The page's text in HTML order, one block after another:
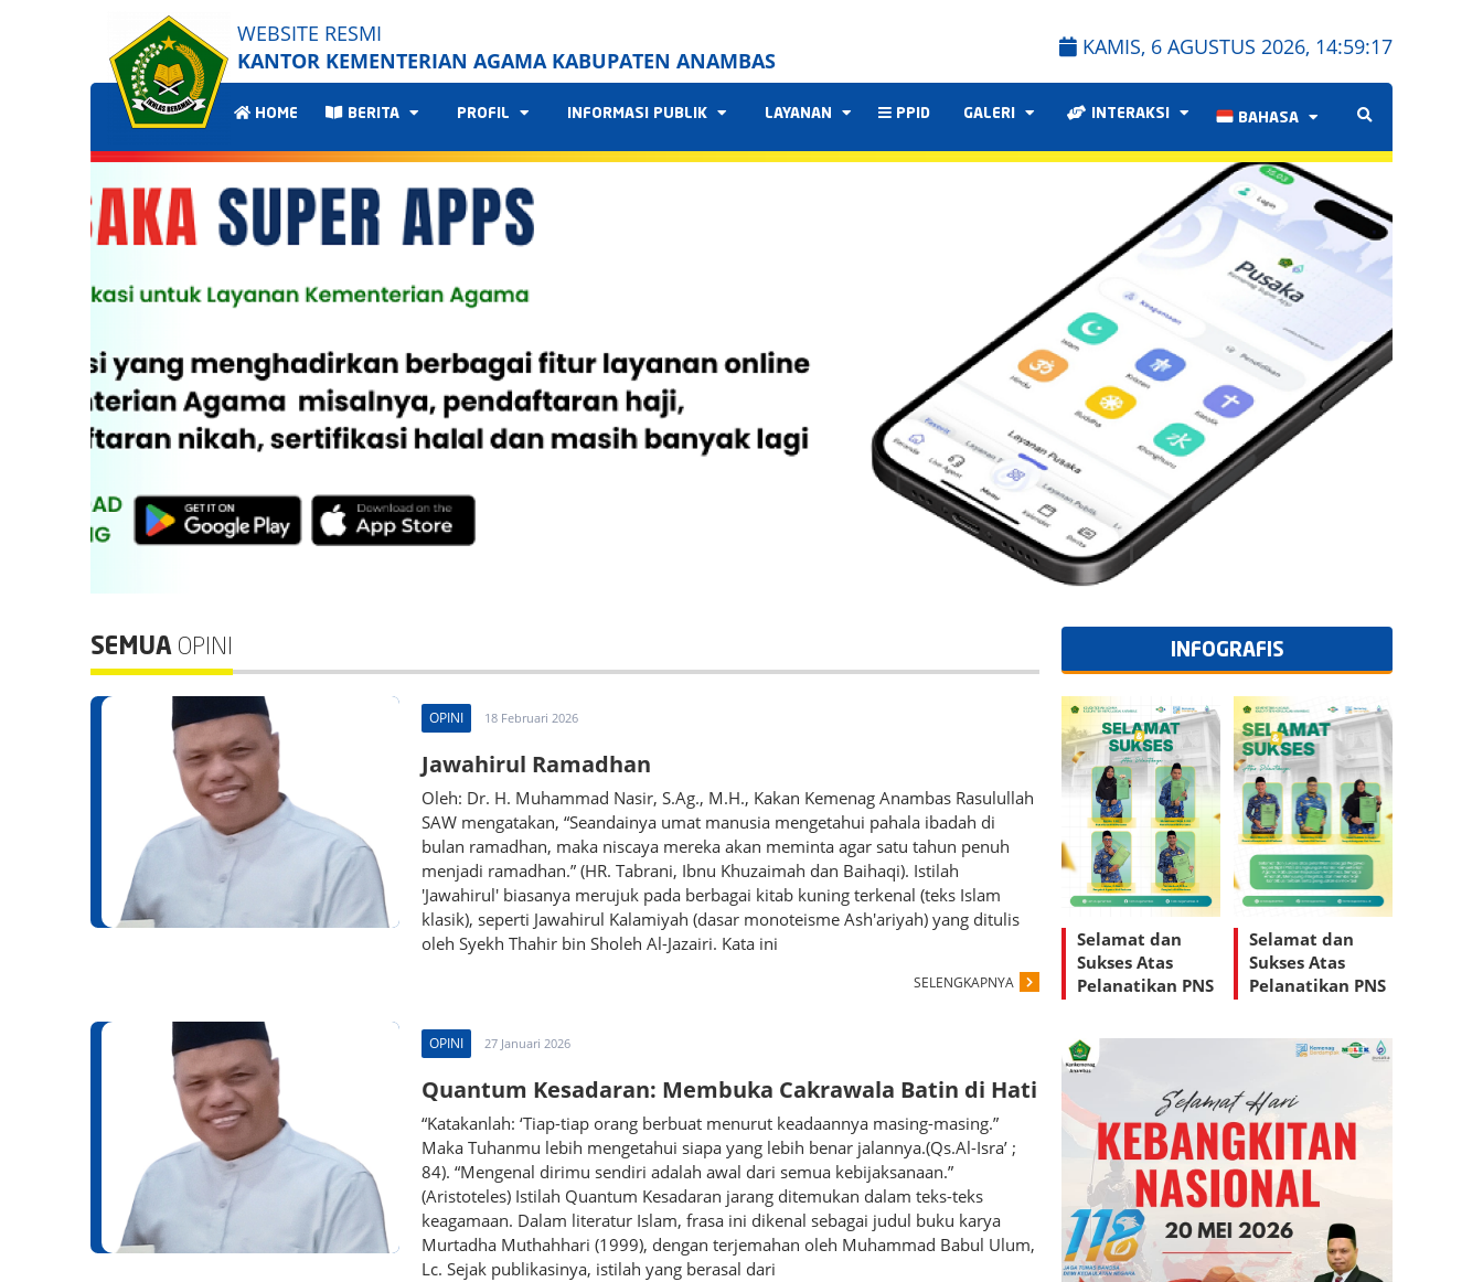
WEBSITE RESMI
KANTOR KEMENTERIAN AGAMA KABUPATEN ANAMBAS
KAMIS, 6 AGUSTUS 2026, 14:59:17
HOME BERITA PROFIL INFORMASI PUBLIK LAYANAN PPID GALERI INTERAKSI BAHASA
SEMUA OPINI
OPINI 18 Februari 2026
Jawahirul Ramadhan
Oleh: Dr. H. Muhammad Nasir, S.Ag., M.H., Kakan Kemenag Anambas Rasulullah
SAW mengatakan, “Seandainya umat manusia mengetahui pahala ibadah di
bulan ramadhan, maka niscaya mereka akan meminta agar satu tahun penuh
menjadi ramadhan.” (HR. Tabrani, Ibnu Khuzaimah dan Baihaqi). Istilah
'Jawahirul' biasanya merujuk pada berbagai kitab kuning terkenal (teks Islam
klasik), seperti Jawahirul Kalamiyah (dasar monoteisme Ash'ariyah) yang ditulis
oleh Syekh Thahir bin Sholeh Al-Jazairi. Kata ini
SELENGKAPNYA
OPINI 27 Januari 2026
Quantum Kesadaran: Membuka Cakrawala Batin di Hati
“Katakanlah: ‘Tiap-tiap orang berbuat menurut keadaannya masing-masing.”
Maka Tuhanmu lebih mengetahui siapa yang lebih benar jalannya.(Qs.Al-Isra’ ;
84). “Mengenal dirimu sendiri adalah awal dari semua kebijaksanaan.”
(Aristoteles) Istilah Quantum Kesadaran jarang ditemukan dalam teks-teks
keagamaan. Dalam literatur Islam, frasa ini dikenal sebagai judul buku karya
Murtadha Muthahhari (1999), dengan terjemahan oleh Muhammad Babul Ulum,
Lc. Sejak publikasinya, istilah yang berasal dari
INFOGRAFIS
Selamat dan
Sukses Atas
Pelanatikan PNS
Kementerian
Agama
Kabupaten
Kepulauan
Anambas
Selamat dan
Sukses Atas
Pelanatikan PNS
Kementerian
Kabupaten
Kepulauan
Anambas